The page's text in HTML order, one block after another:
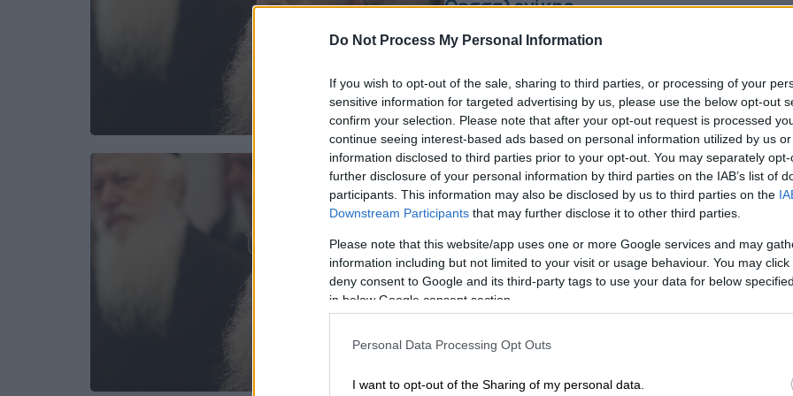
Do Not Process My Personal Information
If you wish to opt-out of the sale, sharing to third parties, or processing of your
sensitive information for targeted advertising by us, please use the below opt-out
confirm your selection. Please note that after your opt-out request is processed
continue seeing interest-based ads based on personal information utilized by us
information disclosed to third parties prior to your opt-out. You may separately
further disclosure of your personal information by third parties on the IAB’s list of
participants. This information may also be disclosed by us to third parties on the
Downstream Participants that may further disclose it to other third parties.
Please note that this website/app uses one or more Google services and may
information including but not limited to your visit or usage behaviour. You may
deny consent to Google and its third-party tags to use your data for below
in below Google consent section.
Personal Data Processing Opt Outs
I want to opt-out of the Sharing of my personal data.
Θεσσαλονίκης
Η Ιερά Μητρόπολη Θεσσαλονίκης με
παραίτηση του Μητροπολίτη
Ανθιμου.
Ελλάδα |02.10.2022 10:00
Θετικός στον κορονοϊό ο
μητροπολίτης Άνθιμος -
Νοσηλεύεται στο 424 ΓΣΝ
Η εισαγωγή στο νοσοκομείο έγινε